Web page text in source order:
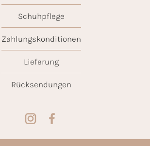
Schuhpflege
Zahlungskonditionen
Lieferung
Rücksendungen